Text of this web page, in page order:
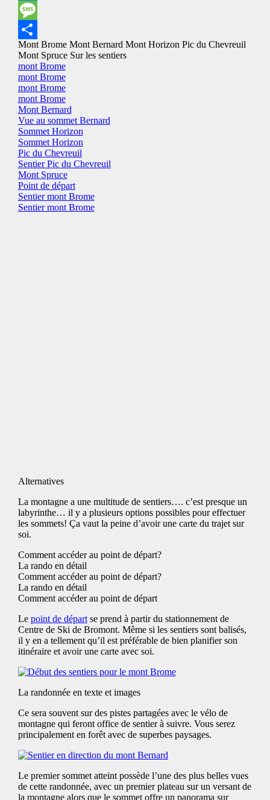
Messenger
Message
Share
Mont Brome Mont Bernard Mont Horizon Pic du Chevreuil
Mont Spruce Sur les sentiers
mont Brome
mont Brome
mont Brome
mont Brome
Mont Bernard
Vue au sommet Bernard
Sommet Horizon
Sommet Horizon
Pic du Chevreuil
Sentier Pic du Chevreuil
Mont Spruce
Point de départ
Sentier mont Brome
Sentier mont Brome
Alternatives
La montagne a une multitude de sentiers…. c’est presque un
labyrinthe… il y a plusieurs options possibles pour effectuer
les sommets! Ça vaut la peine d’avoir une carte du trajet sur
soi.
Comment accéder au point de départ?
La rando en détail
Comment accéder au point de départ?
La rando en détail
Comment accéder au point de départ
Le point de départse prend à partir du stationnement de
Centre de Ski de Bromont. Même si les sentiers sont balisés,
il y en a tellement qu’il est préférable de bien planifier son
itinéraire et avoir une carte avec soi.
La randonnée en texte et images
Ce sera souvent sur des pistes partagées avec le vélo de
montagne qui feront office de sentier à suivre. Vous serez
principalement en forêt avec de superbes paysages.
Le premier sommet atteint possède l’une des plus belles vues
de cette randonnée, avec un premier plateau sur un versant de
la montagne alors que le sommet offre un panorama sur